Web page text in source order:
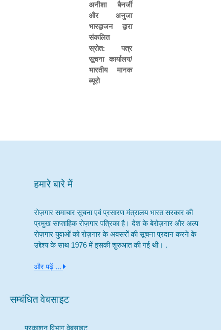
अनीशा
बैनर्जी
और
अनुजा
भारद्वाजन
द्वारा
संकलित
स्रोत: पत्र
सूचना कार्यालय/
भारतीय
मानक
ब्यूरो
हमारे बारे में
रोज़गार समाचार सूचना एवं प्रसारण मंत्रालय भारत सरकार की
प्रमुख साप्ताहिक रोज़गार पत्रिका है। देश के बेरोज़गार और अल्प
रोज़गार युवाओं को रोज़गार के अवसरों की सूचना प्रदान करने के
उद्देश्य के साथ 1976 में इसकी शुरुआत की गई थी। .
और पढ़ें ...
सम्बंधित वेबसाइट
प्रकाशन विभाग वेबसाइट